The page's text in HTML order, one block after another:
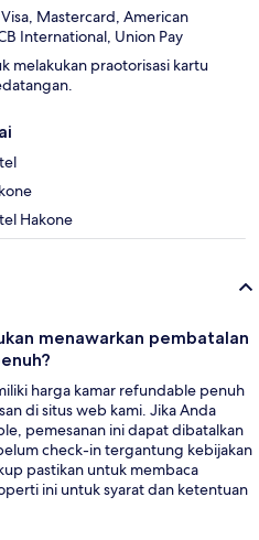
Mastercard, American
International, Union Pay
melakukan praotorisasi kartu
Hakone
menawarkan pembatalan
harga kamar refundable penuh
di situs web kami. Jika Anda
pemesanan ini dapat dibatalkan
check-in tergantung kebijakan
pastikan untuk membaca
ini untuk syarat dan ketentuan